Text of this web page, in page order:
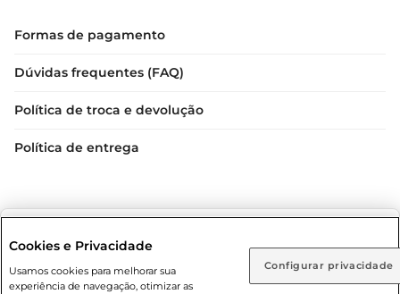
Rio de Janeiro (RJ) Goiás (GO)
Formas de pagamento
Dúvidas frequentes (FAQ)
Política de troca e devolução
Política de entrega
Cookies e Privacidade
Usamos cookies para melhorar sua
experiência de navegação, otimizar as
Configurar privacidade